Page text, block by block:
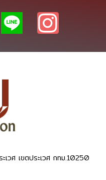
วศ เขตประเวศ กทม.10250